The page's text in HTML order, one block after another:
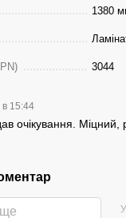
1380
3044
15:44
очікування. Міцний,